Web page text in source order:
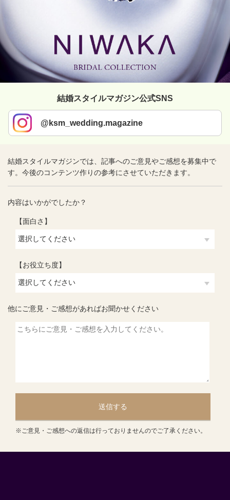
結婚スタイルマガジン公式SNS
@ksm_wedding.magazine
結婚スタイルマガジンでは、記事へのご意見やご感想を募集中で
す。今後のコンテンツ作りの参考にさせていただきます。
内容はいかがでしたか？
【面白さ】
【お役立ち度】
他にご意見・ご感想があればお聞かせください
送信する
※ご意見・ご感想への返信は行っておりませんのでご了承ください。